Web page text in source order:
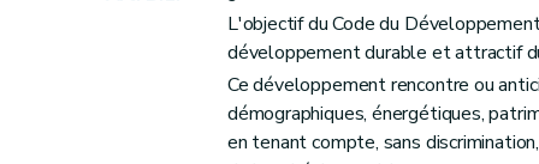
Art. DI13
Art. DI15
Art. DI16
L'objectif du Code du
développement durable et attractif
Ce développement rencontre ou
démographiques, énergétiques,
en tenant compte, sans